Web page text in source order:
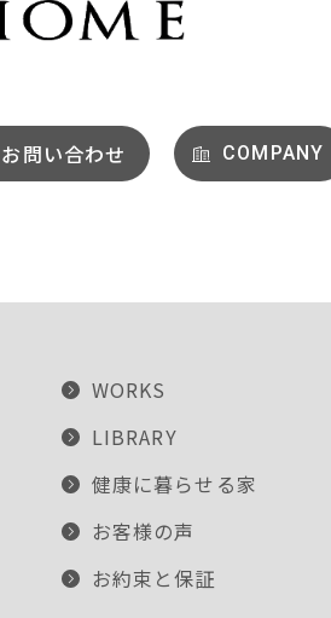
お問い合わせ COMPANY
WORKS
LIBRARY
健康に暮らせる家
お客様の声
お約束と保証